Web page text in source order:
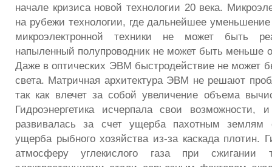
начале кризиса новой технологии 20 века.
на рубежи технологии, где дальнейшее
микроэлектронной техники не может быть
напыленный полупроводник не может быть меньше
Даже в оптических ЭВМ быстродействие не может
света. Матричная архитектура ЭВМ не решают
так как влечет за собой увеличение объема
Гидроэнергетика исчерпала свои возможности,
развивалась за счет ущерба пахотным
ущерба рыбного хозяйства из-за каскада плотин.
атмосферу углекислого газа при сжигании